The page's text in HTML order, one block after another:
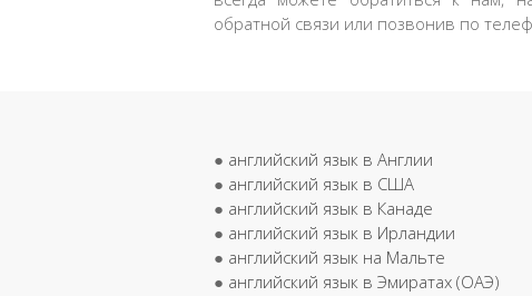
обратной связи или позвонив по
● английский язык в Англии
● английский язык в США
● английский язык в Канаде
● английский язык в Ирландии
● английский язык на Мальте
● английский язык в Эмиратах (ОАЭ)